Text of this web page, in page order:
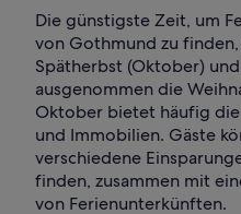
Die günstigste Zeit, um
von Gothmund zu
Spätherbst (Oktober)
ausgenommen die
Oktober bietet häufig
und Immobilien. Gäste
verschiedene
finden, zusammen mit
von Ferienunterkünften.